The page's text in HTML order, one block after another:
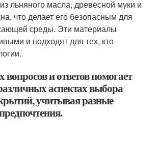
льняного масла, древесной муки и
что делает его безопасным для
среды. Эти материалы
и подходят для тех, кто
и ответов помогает
аспектах выбора
учитывая разные